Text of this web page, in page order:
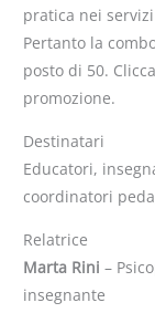
pratica nei
Pertanto la
posto di 50.
promozione.
Destinatari
Educatori,
coordinatori
Relatrice
Marta Rini –
insegnante